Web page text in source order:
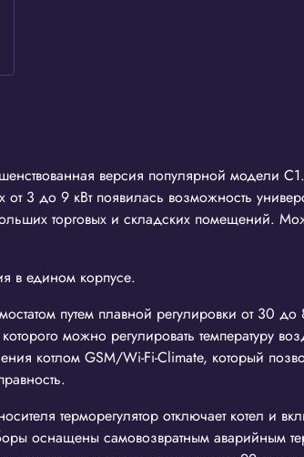
версия популярной модели
3 до 9 кВт появилась возможность
торговых и складских помещений.
в едином корпусе.
путем плавной регулировки от 30
можно регулировать температуру
котлом GSM/Wi-Fi-Climate, который
терморегулятор отключает котел и
оснащены самовозвратным аварийным